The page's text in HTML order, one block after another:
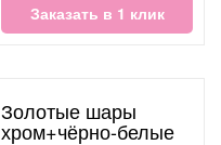
Заказать в 1 клик
Золотые шары
хром+чёрно-белые